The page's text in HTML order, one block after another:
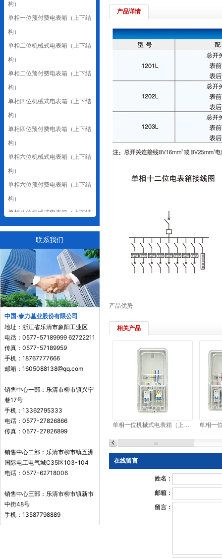
构）
单相一位预付费电表箱（上下结
构）
单相二位机械式电表箱（上下结
构）
单相二位预付费电表箱（上下结
构）
单相四位机械式电表箱（上下结
构）
单相四位预付费电表箱（上下结
构）
单相六位机械式电表箱（上下结
构）
单相六位预付费电表箱（上下结
构）
单相八位机械式电表箱（上下结
构）
单相八位预付费电表箱（上下结
构）
单相四位机械式电表箱（左右结
构）
单相四位预付费电表箱（左右结
单相六位机械式电表箱（左右结
构）
单相六位预付费电表箱（左右结
构）
构）
单相九位预付费电表箱（左右结
构）
单相十二位机械式电表箱（左右
结构）
单相十二位预付费电表箱（左右
结构）
单相十六位机械式电表箱（左右
结构）
单相十六位预付费电表箱（左右
联系我们
中国·泰力基业股份有限公司
地址：浙江省乐清市象阳工业区
电话：0577-57189999 62722211
传真：0577-57189959
手机：18767777666
邮箱：1605088138@qq.com
销售中心一部：乐清市柳市镇兴宁
巷17号
手机：13362795333
电话：0577-27826866
传真：0577-27826899
销售中心二部：乐清市柳市镇五洲
国际电工电气城C35区103-104
电话：0577-62718006
销售中心三部：乐清市柳市镇新市
中街48号
手机：13587798889
产品详情
产品优势
相关产品
单相一位机械式电表箱（上下结构）
在线留言
姓名：
邮箱：
留言：